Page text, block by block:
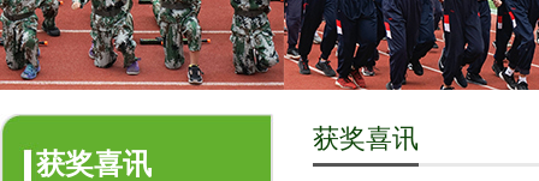
获奖喜讯
获奖喜讯